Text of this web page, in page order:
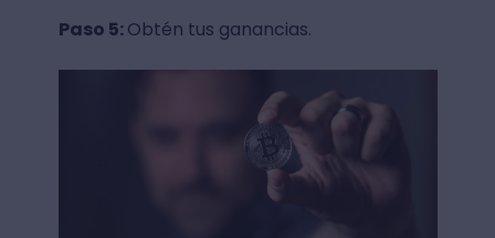
Paso 5:Obtén tus ganancias.